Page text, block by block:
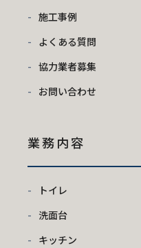
施工事例
よくある質問
協力業者募集
お問い合わせ
業務内容
トイレ
洗面台
キッチン